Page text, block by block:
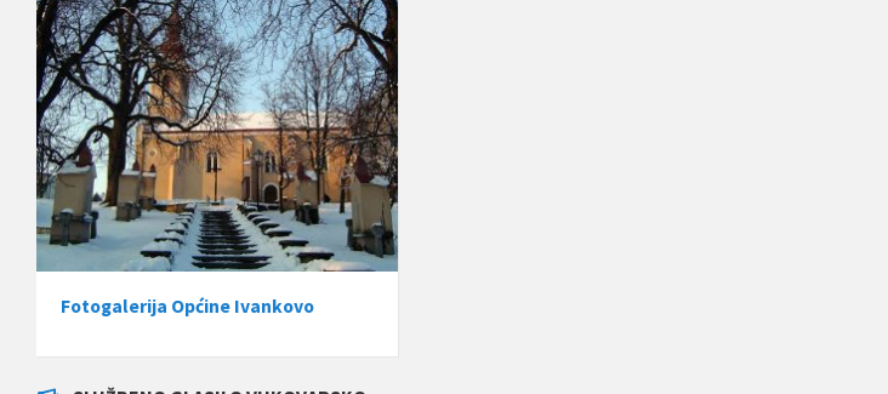
Fotogalerija Općine Ivankovo